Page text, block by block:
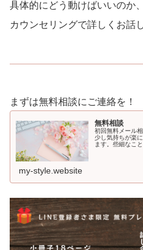
具体的にどう動けばいいのか
カウンセリングで詳しくお話
まずは無料相談にご連絡を！
無料相談
初回無料メール
少し気持ちが楽
ます。些細なこ
my-style.website